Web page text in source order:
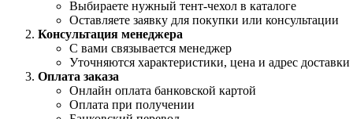
Выбираете нужный тент-чехол в каталоге
Оставляете заявку для покупки или консультации
Консультация менеджера
С вами связывается менеджер
Уточняются характеристики, цена и адрес доставки
Оплата заказа
Онлайн оплата банковской картой
Оплата при получении